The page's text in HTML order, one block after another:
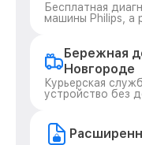
Бесплатная
машины Philips, а
Бережная
Новгороде
Курьерская
устройство без